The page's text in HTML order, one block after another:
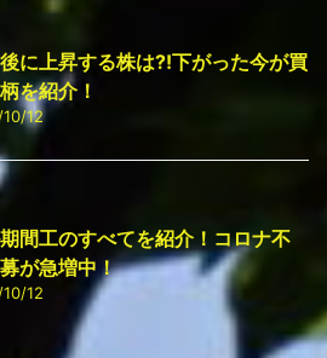
に上昇する株は⁈下がった今が買
を紹介！
12
間工のすべてを紹介！コロナ不
が急増中！
12